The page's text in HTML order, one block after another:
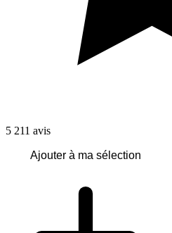
5 211 avis
Ajouter à ma sélection